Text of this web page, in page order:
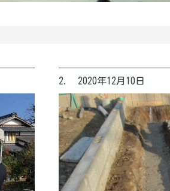
2. 2020年12月10日